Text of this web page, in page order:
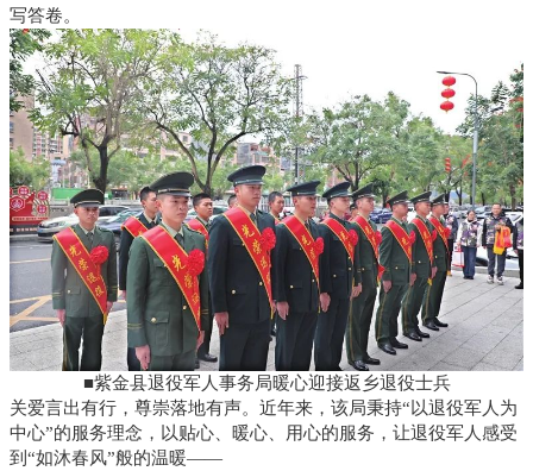
写答卷。
■紫金县退役军人事务局暖心迎接返乡退役士兵
关爱言出有行，尊崇落地有声。近年来，该局秉持“以退役军人为
中心”的服务理念，以贴心、暖心、用心的服务，让退役军人感受
到“如沐春风”般的温暖——